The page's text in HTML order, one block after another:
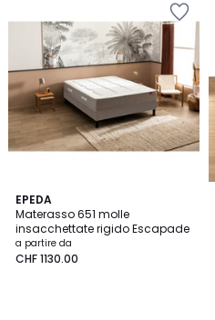
EPEDA
Materasso 651 molle
insacchettate rigido Escapade
a partire da
CHF 1130.00
2
/
5